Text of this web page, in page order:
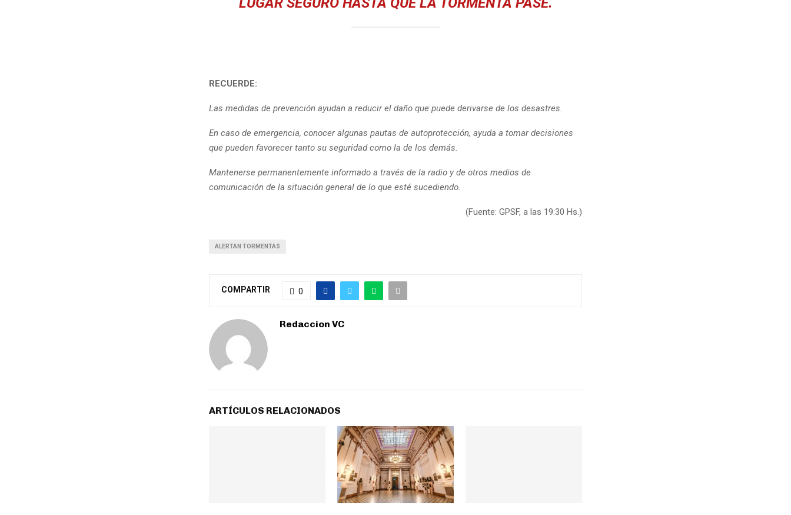
RECUERDE:
Las medidas de prevención ayudan a reducir el daño que puede derivarse de los desastres.
En caso de emergencia, conocer algunas pautas de autoprotección, ayuda a tomar decisiones
que pueden favorecer tanto su seguridad como la de los demás.
Mantenerse permanentemente informado a través de la radio y de otros medios de
comunicación de la situación general de lo que esté sucediendo.
(Fuente: GPSF, a las 19:30 Hs.)
ALERTAN TORMENTAS
COMPARTIR 0
Redaccion VC
ARTÍCULOS RELACIONADOS